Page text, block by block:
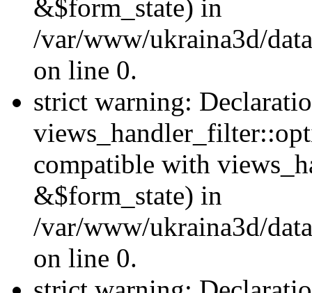
&$form_state) in
/var/www/ukraina3d/
on line 0.
strict warning:
compatible with
&$form_state) in
/var/www/ukraina3d/
on line 0.